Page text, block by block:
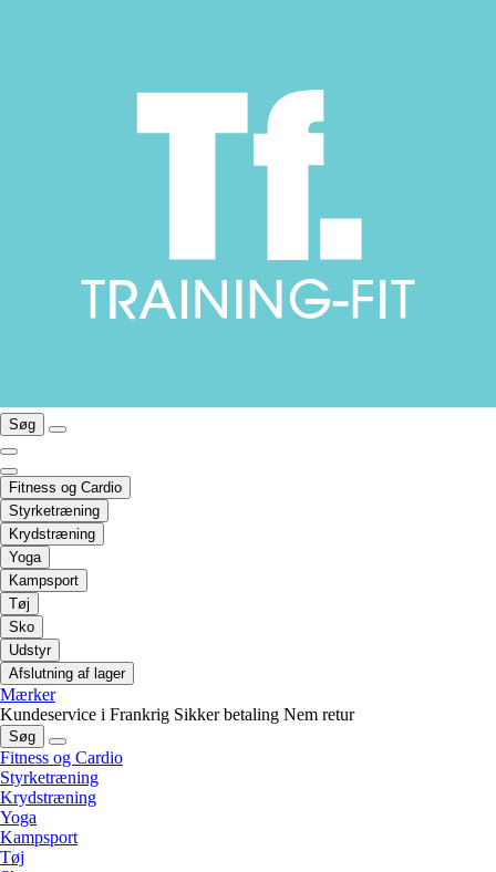
Søg
Fitness og Cardio
Styrketræning
Krydstræning
Yoga
Kampsport
Tøj
Sko
Udstyr
Afslutning af lager
Mærker
Kundeservice i Frankrig Sikker betaling Nem retur
Søg
Fitness og Cardio
Styrketræning
Krydstræning
Yoga
Kampsport
Tøj